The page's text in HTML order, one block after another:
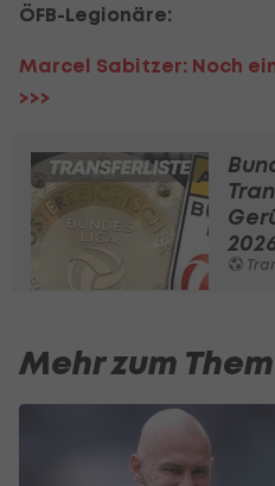
ÖFB-Legionäre:
Marcel Sabitzer: Noch
>>>
Mehr zum